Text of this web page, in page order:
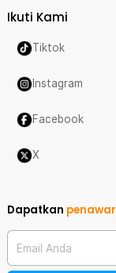
Ikuti Kami
Tiktok
Instagram
Facebook
X
Dapatkan
Email Anda